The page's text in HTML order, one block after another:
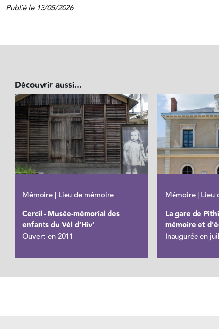
Publié le 13/05/2026
Découvrir aussi...
Mémoire | Lieu de mémoire
Cercil - Musée-mémorial des
enfants du Vél d’Hiv’
Ouvert en 2011
Mémoire | Lieu
La gare de
mémoire et
Inaugurée en